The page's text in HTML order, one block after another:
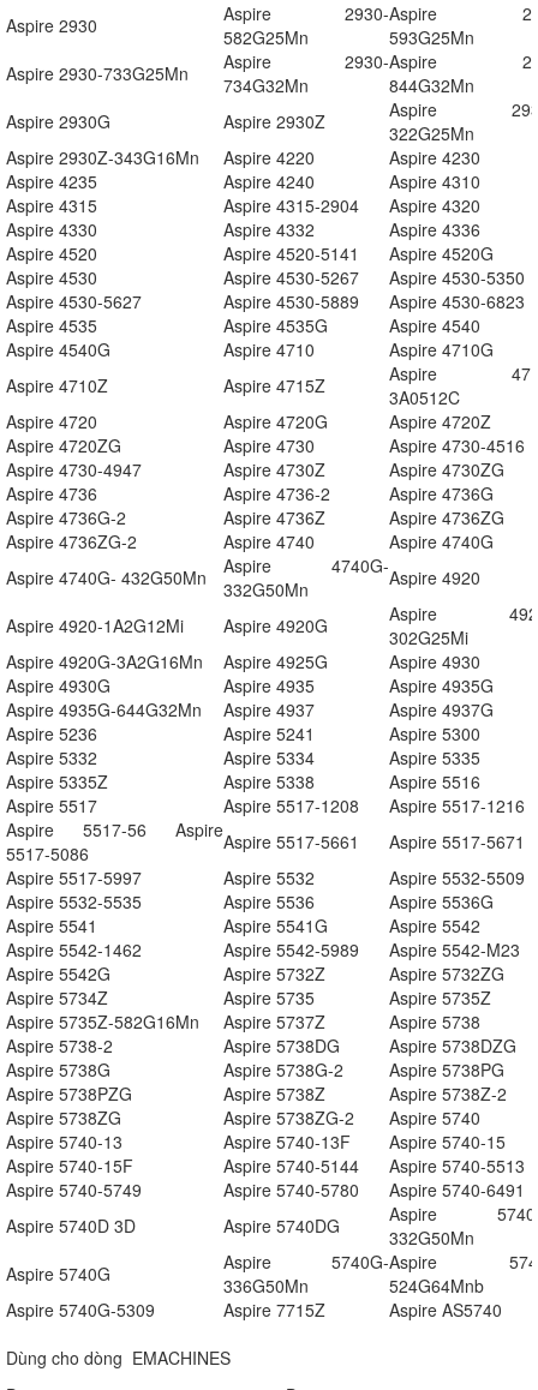
Aspire 2930
Aspire 2930-
582G25Mn
Aspire
593G25Mn
Aspire 2930-733G25Mn
Aspire 2930-
734G32Mn
Aspire
844G32Mn
Aspire 2930G
Aspire 2930Z
Aspire
322G25Mn
Aspire 2930Z-343G16Mn
Aspire 4220
Aspire 4230
Aspire 4235
Aspire 4240
Aspire 4310
Aspire 4315
Aspire 4315-2904
Aspire 4320
Aspire 4330
Aspire 4332
Aspire 4336
Aspire 4520
Aspire 4520-5141
Aspire 4520G
Aspire 4530
Aspire 4530-5267
Aspire 4530-5350
Aspire 4530-5627
Aspire 4530-5889
Aspire 4530-6823
Aspire 4535
Aspire 4535G
Aspire 4540
Aspire 4540G
Aspire 4710
Aspire 4710G
Aspire 4710Z
Aspire 4715Z
Aspire
3A0512C
Aspire 4720
Aspire 4720G
Aspire 4720Z
Aspire 4720ZG
Aspire 4730
Aspire 4730-4516
Aspire 4730-4947
Aspire 4730Z
Aspire 4730ZG
Aspire 4736
Aspire 4736-2
Aspire 4736G
Aspire 4736G-2
Aspire 4736Z
Aspire 4736ZG
Aspire 4736ZG-2
Aspire 4740
Aspire 4740G
Aspire 4740G- 432G50Mn
Aspire 4740G-
332G50Mn
Aspire 4920
Aspire 4920-1A2G12Mi
Aspire 4920G
Aspire
302G25Mi
Aspire 4920G-3A2G16Mn
Aspire 4925G
Aspire 4930
Aspire 4930G
Aspire 4935
Aspire 4935G
Aspire 4935G-644G32Mn
Aspire 4937
Aspire 4937G
Aspire 5236
Aspire 5241
Aspire 5300
Aspire 5332
Aspire 5334
Aspire 5335
Aspire 5335Z
Aspire 5338
Aspire 5516
Aspire 5517
Aspire 5517-1208
Aspire 5517-1216
Aspire 5517-56 Aspire
5517-5086
Aspire 5517-5661
Aspire 5517-5671
Aspire 5517-5997
Aspire 5532
Aspire 5532-5509
Aspire 5532-5535
Aspire 5536
Aspire 5536G
Aspire 5541
Aspire 5541G
Aspire 5542
Aspire 5542-1462
Aspire 5542-5989
Aspire 5542-M23
Aspire 5542G
Aspire 5732Z
Aspire 5732ZG
Aspire 5734Z
Aspire 5735
Aspire 5735Z
Aspire 5735Z-582G16Mn
Aspire 5737Z
Aspire 5738
Aspire 5738-2
Aspire 5738DG
Aspire 5738DZG
Aspire 5738G
Aspire 5738G-2
Aspire 5738PG
Aspire 5738PZG
Aspire 5738Z
Aspire 5738Z-2
Aspire 5738ZG
Aspire 5738ZG-2
Aspire 5740
Aspire 5740-13
Aspire 5740-13F
Aspire 5740-15
Aspire 5740-15F
Aspire 5740-5144
Aspire 5740-5513
Aspire 5740-5749
Aspire 5740-5780
Aspire 5740-6491
Aspire 5740D 3D
Aspire 5740DG
Aspire
332G50Mn
Aspire 5740G
Aspire 5740G-
336G50Mn
Aspire
524G64Mnb
Aspire 5740G-5309
Aspire 7715Z
Aspire AS5740
Dùng cho dòng EMACHINES